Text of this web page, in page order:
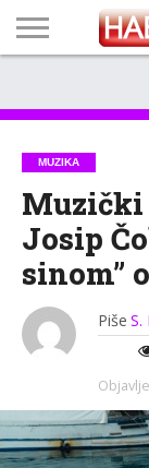
TECH
PROGRAM
PROGNOZA
PUTEVIMA
LISTA
NAMA
MUZIKA
Muzički
Josip
sinom”
Piše S.